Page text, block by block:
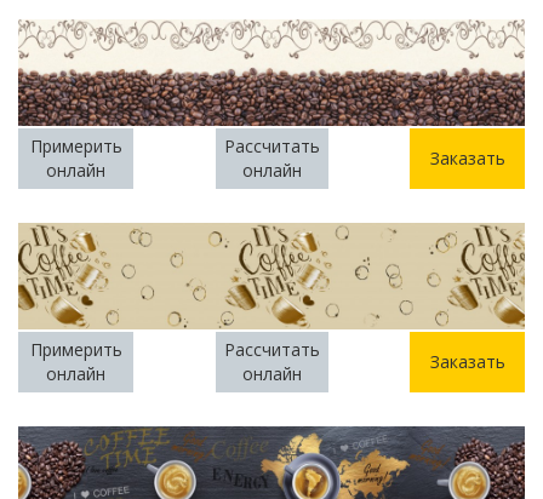
Примерить
онлайн
Рассчитать
онлайн
Заказать
Примерить
онлайн
Рассчитать
онлайн
Заказать